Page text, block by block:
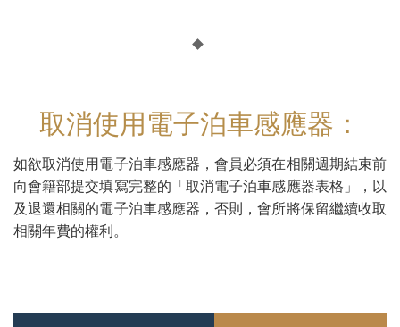
取消使用電子泊車感應器：
如欲取消使用電子泊車感應器，會員必須在相關週期結束前
向會籍部提交填寫完整的「取消電子泊車感應器表格」，以
及退還相關的電子泊車感應器，否則，會所將保留繼續收取
相關年費的權利。